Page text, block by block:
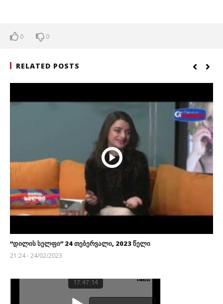
0 0
RELATED POSTS
“დილის სელფი” 24 თებერვალი, 2023 წელი
21:24 - 24/02/2023